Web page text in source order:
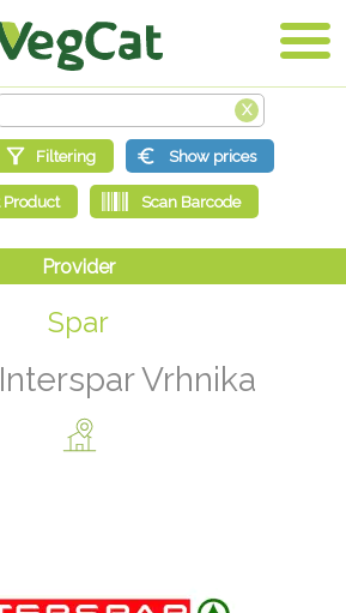
Spar
Interspar Vrhnika